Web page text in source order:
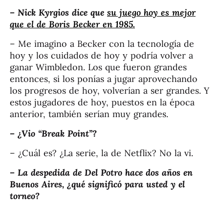
– Nick Kyrgios dice que su juego hoy es mejor
que el de Boris Becker en 1985.
– Me imagino a Becker con la tecnología de
hoy y los cuidados de hoy y podría volver a
ganar Wimbledon. Los que fueron grandes
entonces, si los ponías a jugar aprovechando
los progresos de hoy, volverían a ser grandes. Y
estos jugadores de hoy, puestos en la época
anterior, también serían muy grandes.
– ¿Vio “Break Point”?
– ¿Cuál es? ¿La serie, la de Netflix? No la vi.
– La despedida de Del Potro hace dos años en
Buenos Aires, ¿qué significó para usted y el
torneo?